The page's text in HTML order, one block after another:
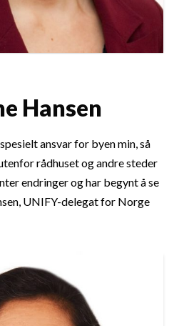
Hansen
ansvar for byen min, så
rådhuset og andre steder
endringer og har begynt å se
UNIFY-delegat for Norge